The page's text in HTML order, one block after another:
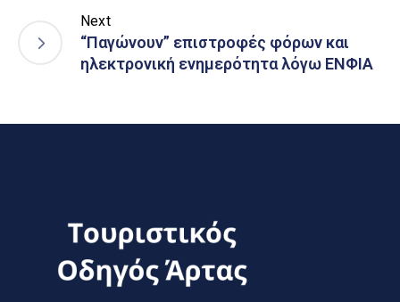
Next
“Παγώνουν” επιστροφές φόρων και
ηλεκτρονική ενημερότητα λόγω ΕΝΦΙΑ